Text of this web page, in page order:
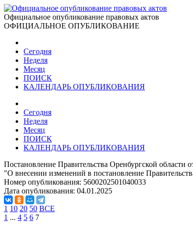
Официальное опубликование правовых актов
ОФИЦИАЛЬНОЕ ОПУБЛИКОВАНИЕ
Сегодня
Неделя
Месяц
ПОИСК
КАЛЕНДАРЬ ОПУБЛИКОВАНИЯ
Сегодня
Неделя
Месяц
ПОИСК
КАЛЕНДАРЬ ОПУБЛИКОВАНИЯ
Постановление Правительства Оренбургской области
"О внесении изменений в постановление
Номер опубликования: 5600202501040033
Дата опубликования: 04.01.2025
1 10 20 50 ВСЕ
1 ... 4 5 6 7